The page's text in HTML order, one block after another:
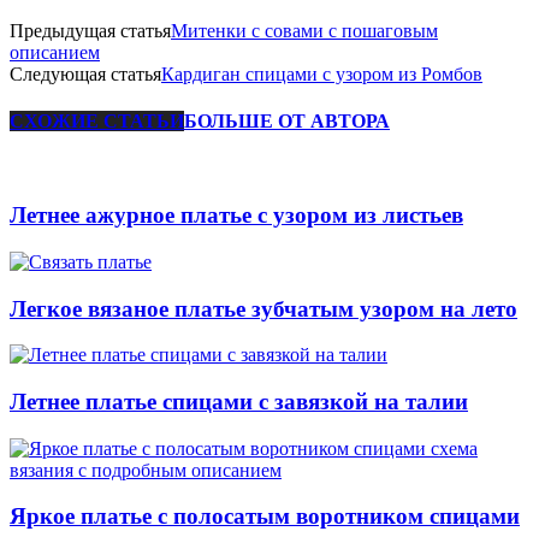
Предыдущая статьяМитенки с совами с пошаговым
описанием
Следующая статьяКардиган спицами с узором из Ромбов
СХОЖИЕ СТАТЬИБОЛЬШЕ ОТ АВТОРА
Летнее ажурное платье с узором из листьев
Легкое вязаное платье зубчатым узором на лето
Летнее платье спицами с завязкой на талии
Яркое платье с полосатым воротником спицами